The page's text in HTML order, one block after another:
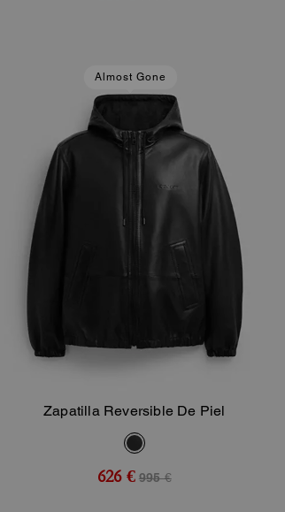
Almost Gone
Zapatilla Reversible De Piel
626 € 995 €